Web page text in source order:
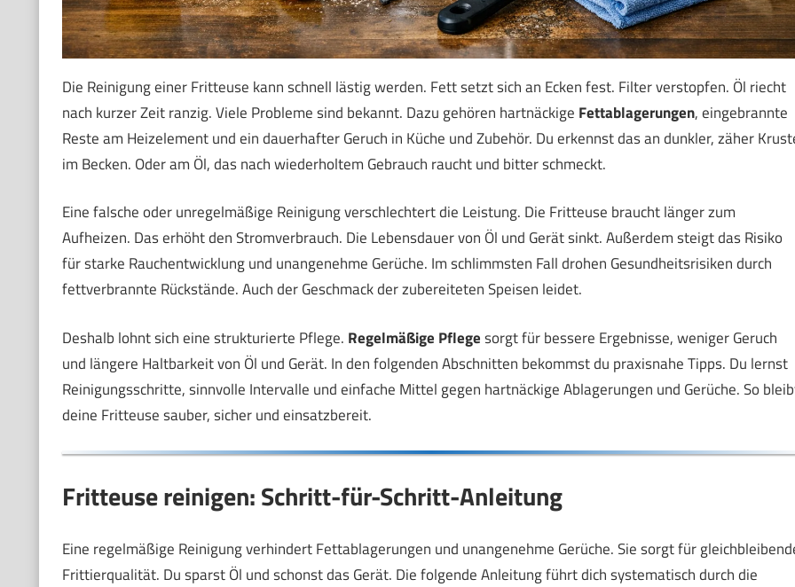
Die Reinigung einer Fritteuse kann schnell lästig werden. Fett setzt sich an Ecken fest. Filter verstopfen. Öl riecht
nach kurzer Zeit ranzig. Viele Probleme sind bekannt. Dazu gehören hartnäckige Fettablagerungen, eingebrannte
Reste am Heizelement und ein dauerhafter Geruch in Küche und Zubehör. Du erkennst das an dunkler, zäher
im Becken. Oder am Öl, das nach wiederholtem Gebrauch raucht und bitter schmeckt.
Eine falsche oder unregelmäßige Reinigung verschlechtert die Leistung. Die Fritteuse braucht länger zum
Aufheizen. Das erhöht den Stromverbrauch. Die Lebensdauer von Öl und Gerät sinkt. Außerdem steigt das Risiko
für starke Rauchentwicklung und unangenehme Gerüche. Im schlimmsten Fall drohen Gesundheitsrisiken durch
fettverbrannte Rückstände. Auch der Geschmack der zubereiteten Speisen leidet.
Deshalb lohnt sich eine strukturierte Pflege. Regelmäßige Pflegesorgt für bessere Ergebnisse, weniger Geruch
und längere Haltbarkeit von Öl und Gerät. In den folgenden Abschnitten bekommst du praxisnahe Tipps. Du lernst
Reinigungsschritte, sinnvolle Intervalle und einfache Mittel gegen hartnäckige Ablagerungen und Gerüche. So
deine Fritteuse sauber, sicher und einsatzbereit.
Fritteuse reinigen: Schritt-für-Schritt-Anleitung
Eine regelmäßige Reinigung verhindert Fettablagerungen und unangenehme Gerüche. Sie sorgt für
Frittierqualität. Du sparst Öl und schonst das Gerät. Die folgende Anleitung führt dich systematisch durch die